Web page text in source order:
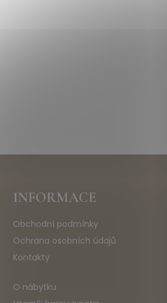
INFORMACE
Obchodní podmínky
Ochrana osobních údajů
Kontakty
O nábytku